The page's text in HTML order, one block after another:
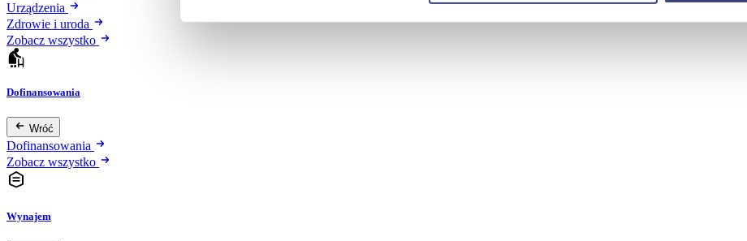
Urządzenia
Zdrowie i uroda
Zobacz wszystko
Dofinansowania
Wróć
Dofinansowania
Zobacz wszystko
Wynajem